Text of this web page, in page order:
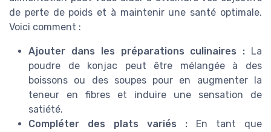
de perte de poids et à maintenir une santé optimale.
Voici comment :
Ajouter dans les préparations culinaires : La
poudre de konjac peut être mélangée à des
boissons ou des soupes pour en augmenter la
teneur en fibres et induire une sensation de
satiété.
Compléter des plats variés : En tant que